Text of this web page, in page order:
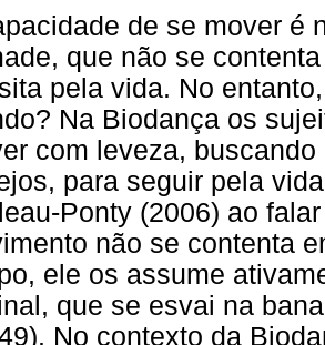
de se mover é
que não se
pela vida. No
Na Biodança os
com leveza,
para seguir pela
Ponty (2006) ao
não se contenta
ele os assume
que se esvai na
No contexto da